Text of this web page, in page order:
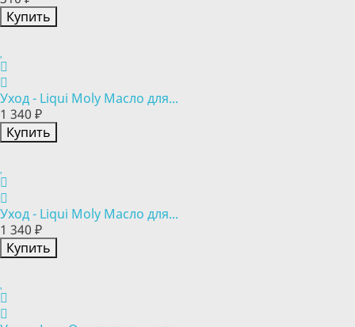
Купить
Уход - Liqui Moly Масло для...
1 340 ₽
Купить
Уход - Liqui Moly Масло для...
1 340 ₽
Купить